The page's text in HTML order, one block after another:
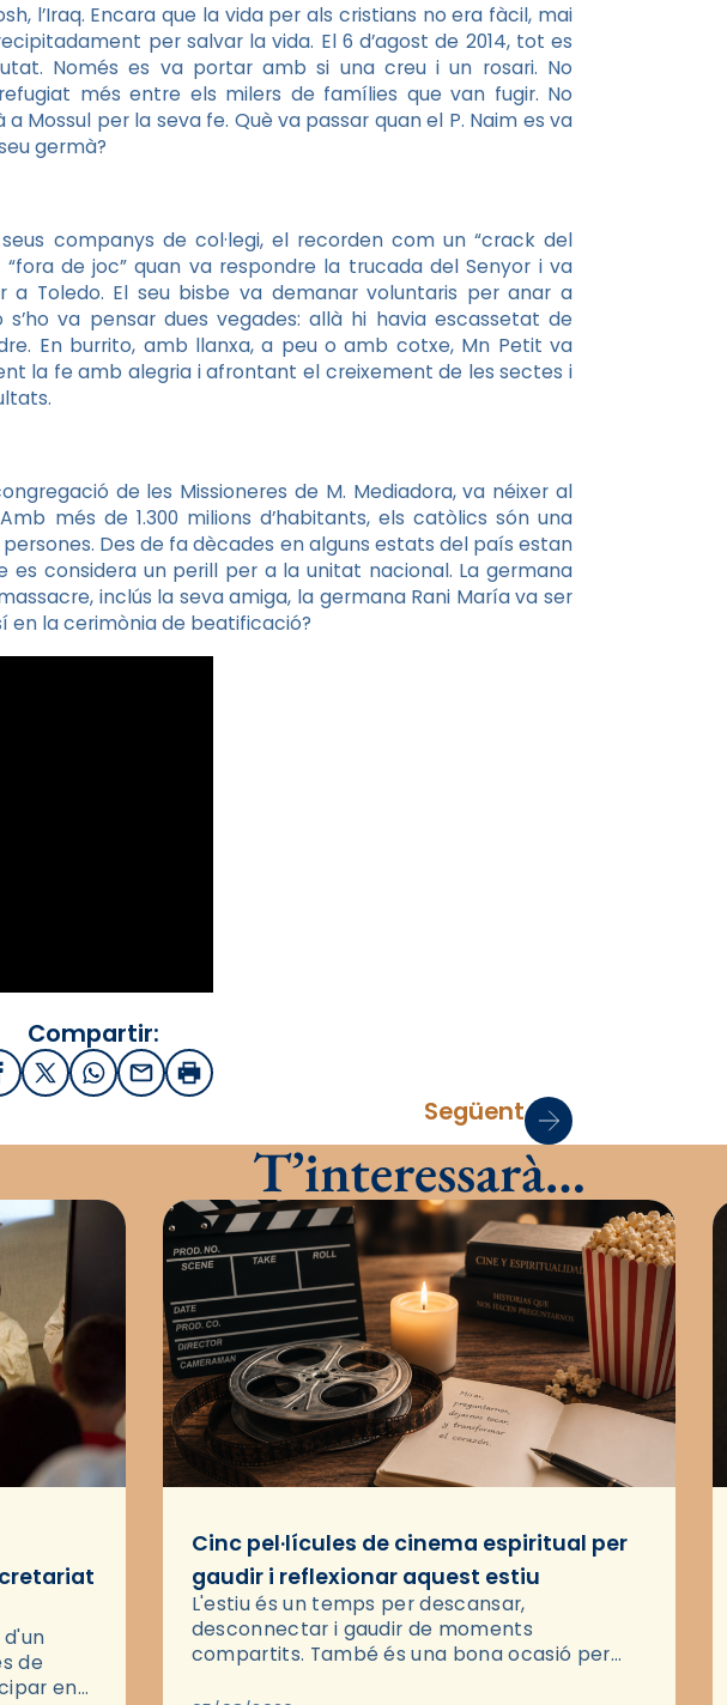
, l’Iraq. Encara que la vida per als cristians no era fàcil, mai
per salvar la vida. El 6 d’agost de 2014, tot es
Només es va portar amb si una creu i un rosari. No
més entre els milers de famílies que van fugir. No
Mossul per la seva fe. Què va passar quan el P. Naim es va
germà?
companys de col·legi, el recorden com un “crack del
de joc” quan va respondre la trucada del Senyor i va
a Toledo. El seu bisbe va demanar voluntaris per anar a
s’ho va pensar dues vegades: allà hi havia escassetat de
En burrito, amb llanxa, a peu o amb cotxe, Mn Petit va
la fe amb alegria i afrontant el creixement de les sectes i
de les Missioneres de M. Mediadora, va néixer al
més de 1.300 milions d’habitants, els catòlics són una
persones. Des de fa dècades en alguns estats del país estan
es considera un perill per a la unitat nacional. La germana
inclús la seva amiga, la germana Rani Maríava ser
en la cerimònia de beatificació?
Compartir:
X / Twitter
WhatsApp
EmailImprimir
Següent
T’interessarà…
de
en
Cinc pel·lícules de cinema espiritual per
gaudir i reflexionar aquest estiu
L'estiu és un temps per descansar,
desconnectar i gaudir de moments
compartits. També és una bona ocasió per